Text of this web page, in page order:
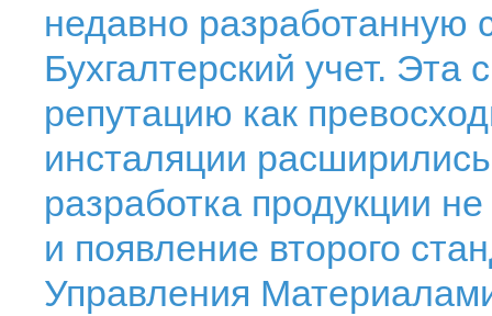
недавно разработанную
Бухгалтерский учет. Эта
репутацию как
инсталяции
разработка продукции
и появление второго
Управления